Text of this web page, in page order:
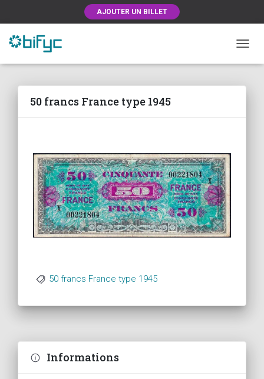
AJOUTER UN BILLET
50 francs France type 1945
50 francs France type 1945
Informations